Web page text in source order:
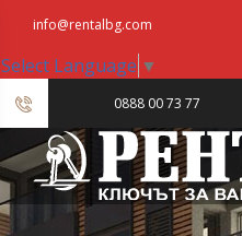
info@rentalbg.com
Select Language ▼
0888 00 73 77
23